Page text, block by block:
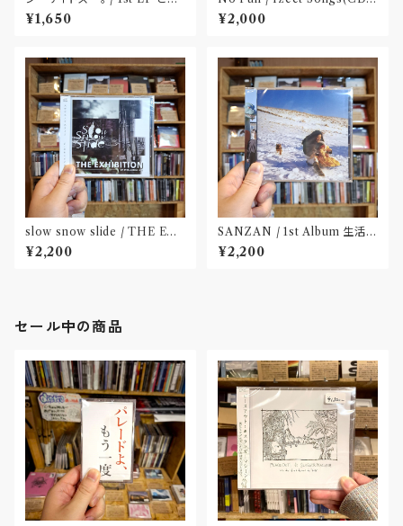
か健やかに！(CD)〝静岡県三島
市〟
¥1,650
〝京都〟
¥2,000
slow snow slide / THE EX
HIBITION(CD)〝山形県酒田
市〟
¥2,200
SANZAN / 1st Album 生活の
名残(CD)〝静岡県三島市〟
¥2,200
セール中の商品